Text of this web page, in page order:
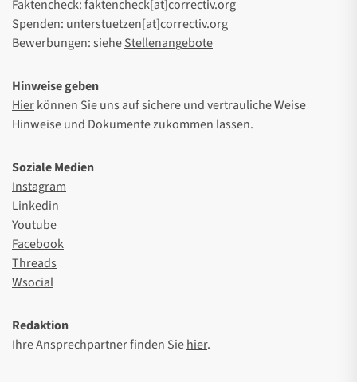
Faktencheck: faktencheck[at]correctiv.org
Spenden: unterstuetzen[at]correctiv.org
Bewerbungen: sieheStellenangebote
Hinweise geben
Hierkönnen Sie uns auf sichere und vertrauliche Weise
Hinweise und Dokumente zukommen lassen.
Soziale Medien
Instagram
Linkedin
Youtube
Facebook
Threads
Wsocial
Redaktion
Ihre Ansprechpartner finden Siehier.